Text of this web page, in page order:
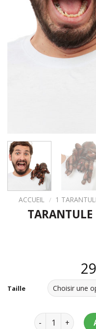
ACCUEIL / 1
TARANTULE
Taille
quantité de